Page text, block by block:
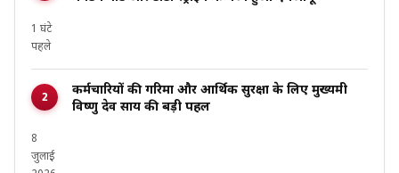
1 घंटे
पहले
कर्मचारियों की गरिमा और आर्थिक सुरक्षा के लिए मुख्यमंत्री
विष्णु देव साय की बड़ी पहल
8
जुलाई